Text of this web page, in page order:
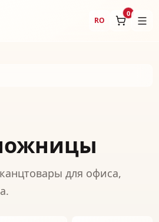
RO
0
для офиса,